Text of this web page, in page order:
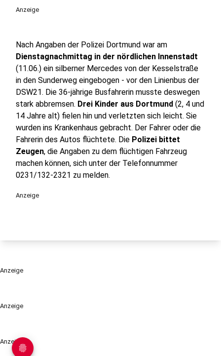
Anzeige
Anzeige
Anzeige
Nach Angaben der Polizei Dortmund war am
Dienstagnachmittag in der nördlichen Innenstadt
(11.06.) ein silberner Mercedes von der Kesselstraße
in den Sunderweg eingebogen - vor den Linienbus der
DSW21. Die 36-jährige Busfahrerin musste deswegen
stark abbremsen. Drei Kinder aus Dortmund (2, 4 und
14 Jahre alt) fielen hin und verletzten sich leicht. Sie
wurden ins Krankenhaus gebracht. Der Fahrer oder die
Fahrerin des Autos flüchtete. Die Polizei bittet
Zeugen, die Angaben zu dem flüchtigen Fahrzeug
machen können, sich unter der Telefonnummer
0231/132-2321 zu melden.
Anzeige
Anzeige